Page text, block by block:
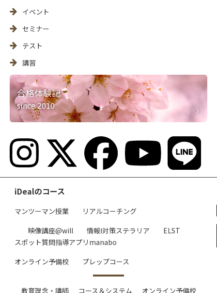
イベント
セミナー
テスト
講習
合格体験記
since 2010
iDealのコース
マンツーマン授業
リアルコーチング
映像講座@will
情報Ⅰ対策ステラリア
ELST
スポット質問指導アプリmanabo
オンライン予備校
プレップコース
教育理念・講師 コース＆システム オンライン予備校